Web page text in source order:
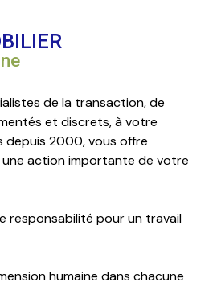
de la transaction, de
et discrets, à votre
2000, vous offre
une action importante de votre
responsabilité pour un travail
humaine dans chacune